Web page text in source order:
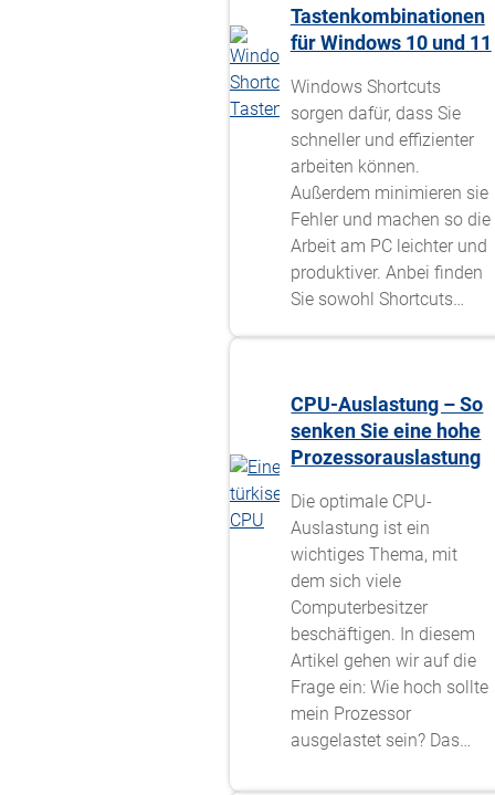
Tastenkombinationen
für Windows 10 und 11
Windows Shortcuts
sorgen dafür, dass Sie
schneller und effizienter
arbeiten können.
Außerdem minimieren sie
Fehler und machen so die
Arbeit am PC leichter und
produktiver. Anbei finden
Sie sowohl Shortcuts…
CPU-Auslastung – So
senken Sie eine hohe
Prozessorauslastung
Die optimale CPU-
Auslastung ist ein
wichtiges Thema, mit
dem sich viele
Computerbesitzer
beschäftigen. In diesem
Artikel gehen wir auf die
Frage ein: Wie hoch sollte
mein Prozessor
ausgelastet sein? Das…